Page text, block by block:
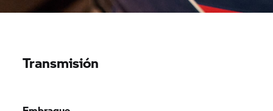
Transmisión